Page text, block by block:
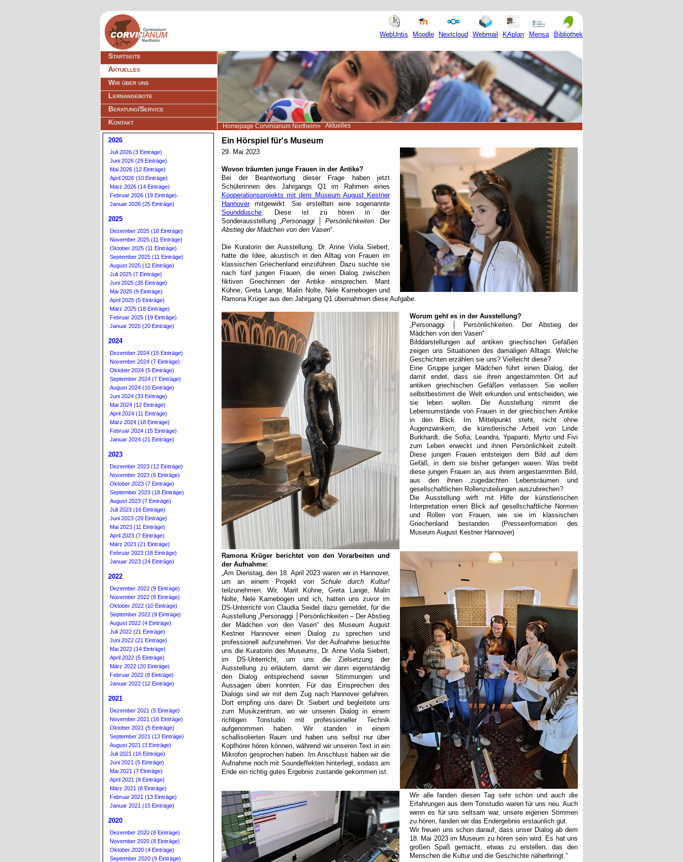
WebUntis Moodle Nextcloud Webmail KAplan Mensa Bibliothek
Navigation
überspringen
Startseite
Aktuelles
Wir über uns
Lernangebote
Beratung/Service
Kontakt
Homepage Corvinianum Northeim Aktuelles
Ein Hörspiel für's Museum
29. Mai 2023
Wovon träumten junge Frauen in der Antike?
Bei der Beantwortung dieser Frage haben jetzt
Schülerinnen des Jahrgangs Q1 im Rahmen eines
Kooperationsprojekts mit dem Museum August Kestner
Hannovermitgewirkt. Sie erstellten eine sogenannte
Sounddusche. Diese ist zu hören in der
Sonderausstellung „Personaggi
│ Persönlichkeiten. Der
Abstieg der Mädchen von den Vasen“.
Die Kuratorin der Ausstellung, Dr. Anne Viola Siebert,
hatte die Idee, akustisch in den Alltag von Frauen im
klassischen Griechenland einzuführen. Dazu suchte sie
nach fünf jungen Frauen, die einen Dialog zwischen
fiktiven Griechinnen der Antike einsprechen. Marit
Kühne, Greta Lange, Malin Nolte, Nele Karnebogen und
Ramona Krüger aus den Jahrgang Q1 übernahmen diese Aufgabe.
Worum geht es in der Ausstellung?
„Personaggi
│ Persönlichkeiten. Der Abstieg der
Mädchen von den Vasen“
Bilddarstellungen auf antiken griechischen Gefäßen
zeigen uns Situationen des damaligen Alltags. Welche
Geschichten erzählen sie uns? Vielleicht diese?
Eine Gruppe junger Mädchen führt einen Dialog, der
damit endet, dass sie ihren angestammten Ort auf
antiken griechischen Gefäßen verlassen. Sie wollen
selbstbestimmt die Welt erkunden und entscheiden, wie
sie leben wollen. Die Ausstellung nimmt die
Lebensumstände von Frauen in der griechischen Antike
in den Blick. Im Mittelpunkt steht, nicht ohne
Augenzwinkern, die künstlerische Arbeit von Linde
Burkhardt, die Sofia, Leandra, Ypapanti, Myrto und Fivi
zum Leben erweckt und ihnen Persönlichkeit zuteilt.
Diese jungen Frauen entsteigen dem Bild auf dem
Gefäß, in dem sie bisher gefangen waren. Was treibt
diese jungen Frauen an, aus ihrem angestammten Bild,
aus den ihnen zugedachten Lebensräumen und
gesellschaftlichen Rollenzuteilungen auszubrechen?
Die Ausstellung wirft mit Hilfe der künstlerischen
Interpretation einen Blick auf gesellschaftliche Normen
und Rollen von Frauen, wie sie im klassischen
Griechenland bestanden. (Presseinformationdes
Museum August Kestner Hannover)
Ramona Krüger berichtet von den Vorarbeiten und
der Aufnahme:
„Am Dienstag, den 18. April 2023 waren wir in Hannover,
um an einem Projekt von Schule durch Kultur!
teilzunehmen. Wir, Marit Kühne, Greta Lange, Malin
Nolte, Nele Karnebogen und ich, hatten uns zuvor im
DS-Unterricht von Claudia Seidel dazu gemeldet, für die
Ausstellung „Personaggi
Persönlichkeiten – Der Abstieg
der Mädchen von den Vasen“ des Museum August
Kestner Hannover einen Dialog zu sprechen und
professionell aufzunehmen. Vor der Aufnahme besuchte
uns die Kuratorin des Museums, Dr. Anne Viola Siebert,
im DS-Unterricht, um uns die Zielsetzung der
Ausstellung zu erläutern, damit wir dann eigenständig
den Dialog entsprechend seiner Stimmungen und
Aussagen üben konnten. Für das Einsprechen des
Dialogs sind wir mit dem Zug nach Hannover gefahren.
Dort empfing uns dann Dr. Siebert und begleitete uns
zum Musikzentrum, wo wir unseren Dialog in einem
richtigen Tonstudio mit professioneller Technik
aufgenommen haben. Wir standen in einem
schallisolierten Raum und haben uns selbst nur über
Kopfhörer hören können, während wir unseren Text in ein
Mikrofon gesprochen haben. Im Anschluss haben wir die
Aufnahme noch mit Soundeffekten hinterlegt, sodass am
Ende ein richtig gutes Ergebnis zustande gekommen ist.
Wir alle fanden diesen Tag sehr schön und auch die
Erfahrungen aus dem Tonstudio waren für uns neu. Auch
wenn es für uns seltsam war, unsere eigenen Stimmen
zu hören, fanden wir das Endergebnis erstaunlich gut.
Wir freuen uns schon darauf, dass unser Dialog ab dem
18. Mai 2023 im Museum zu hören sein wird. Es hat uns
großen Spaß gemacht, etwas zu erstellen, das den
Menschen die Kultur und die Geschichte näherbringt.“
2026
Juli 2026 (3 Einträge)
Juni 2026 (29 Einträge)
Mai 2026 (12 Einträge)
April 2026 (10 Einträge)
März 2026 (14 Einträge)
Februar 2026 (19 Einträge)
Januar 2026 (25 Einträge)
2025
Dezember 2025 (18 Einträge)
November 2025 (11 Einträge)
Oktober 2025 (11 Einträge)
September 2025 (11 Einträge)
August 2025 (12 Einträge)
Juli 2025 (7 Einträge)
Juni 2025 (35 Einträge)
Mai 2025 (9 Einträge)
April 2025 (5 Einträge)
März 2025 (18 Einträge)
Februar 2025 (19 Einträge)
Januar 2025 (20 Einträge)
2024
Dezember 2024 (15 Einträge)
November 2024 (7 Einträge)
Oktober 2024 (5 Einträge)
September 2024 (7 Einträge)
August 2024 (10 Einträge)
Juni 2024 (33 Einträge)
Mai 2024 (12 Einträge)
April 2024 (11 Einträge)
März 2024 (18 Einträge)
Februar 2024 (15 Einträge)
Januar 2024 (21 Einträge)
2023
Dezember 2023 (12 Einträge)
November 2023 (6 Einträge)
Oktober 2023 (7 Einträge)
September 2023 (18 Einträge)
August 2023 (7 Einträge)
Juli 2023 (16 Einträge)
Juni 2023 (29 Einträge)
Mai 2023 (11 Einträge)
April 2023 (7 Einträge)
März 2023 (21 Einträge)
Februar 2023 (18 Einträge)
Januar 2023 (24 Einträge)
2022
Dezember 2022 (9 Einträge)
November 2022 (8 Einträge)
Oktober 2022 (10 Einträge)
September 2022 (9 Einträge)
August 2022 (4 Einträge)
Juli 2022 (21 Einträge)
Juni 2022 (21 Einträge)
Mai 2022 (14 Einträge)
April 2022 (5 Einträge)
März 2022 (20 Einträge)
Februar 2022 (8 Einträge)
Januar 2022 (12 Einträge)
2021
Dezember 2021 (5 Einträge)
November 2021 (16 Einträge)
Oktober 2021 (5 Einträge)
September 2021 (13 Einträge)
August 2021 (3 Einträge)
Juli 2021 (16 Einträge)
Juni 2021 (5 Einträge)
Mai 2021 (7 Einträge)
April 2021 (8 Einträge)
März 2021 (8 Einträge)
Februar 2021 (13 Einträge)
Januar 2021 (15 Einträge)
2020
Dezember 2020 (8 Einträge)
November 2020 (8 Einträge)
Oktober 2020 (4 Einträge)
September 2020 (9 Einträge)